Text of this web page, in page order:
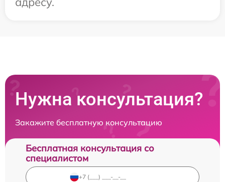
Нужна консультация?
Закажите бесплатную консультацию
Бесплатная консультация со
специалистом